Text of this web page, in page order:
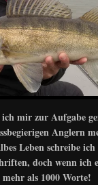
mir zur Aufgabe
Anglern
Leben schreibe
doch wenn ich
als 1000 Worte!